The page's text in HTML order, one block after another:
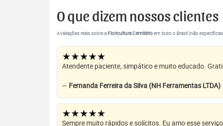
O que dizem nossos clientes
Avaliações reais sobre aFloricultura Cemitérioem todo o Brasil (não
★★★★★
Atendente paciente, simpático e muito educado.
— Fernanda Ferreira da Silva (NH Ferramentas LTDA)
★★★★★
Sempre muito rápidos e solícitos. Eu amo esse